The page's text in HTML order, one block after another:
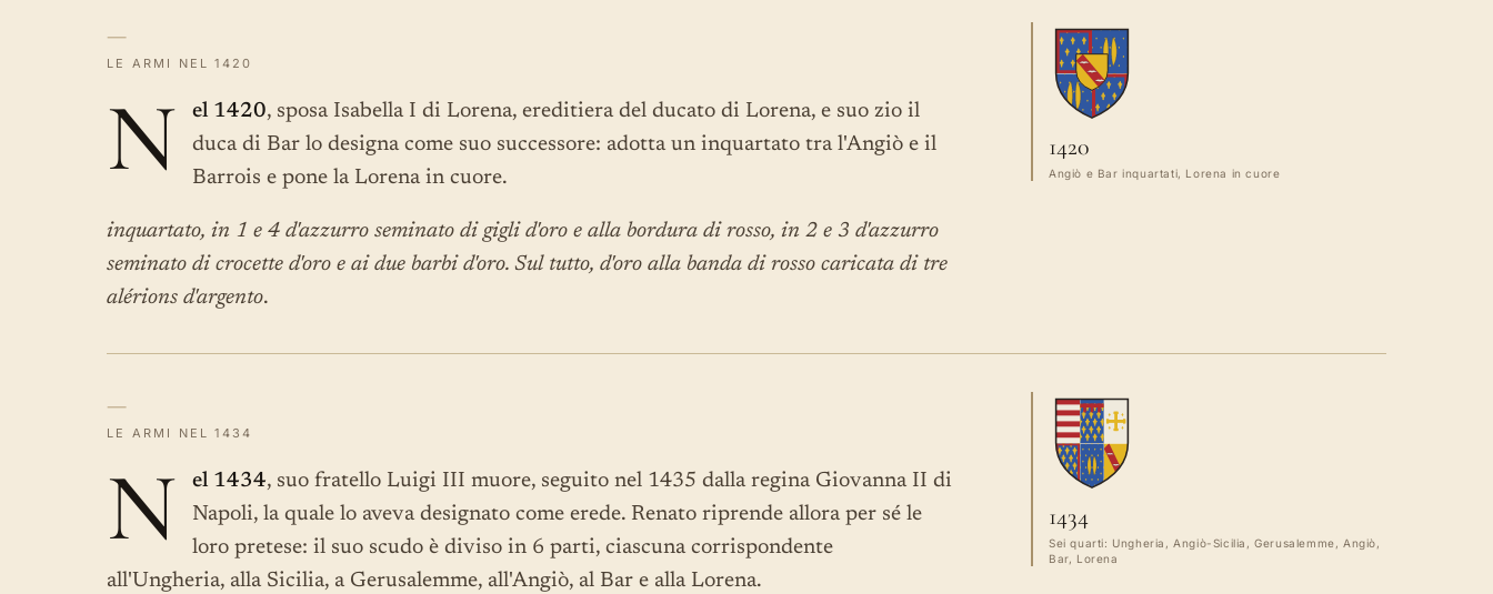
—
LE ARMI NEL 1420
N el 1420, sposa Isabella I di Lorena, ereditiera del ducato di Lorena, e suo zio il
duca di Bar lo designa come suo successore: adotta un inquartato tra l'Angiò e il
Barrois e pone la Lorena in cuore.
inquartato, in 1 e 4 d'azzurro seminato di gigli d'oro e alla bordura di rosso, in 2 e 3 d'azzurro
seminato di crocette d'oro e ai due barbi d'oro. Sul tutto, d'oro alla banda di rosso caricata di tre
alérions d'argento.
1420
Angiò e Bar inquartati, Lorena in cuore
—
LE ARMI NEL 1434
N el 1434, suo fratello Luigi III muore, seguito nel 1435 dalla regina Giovanna II di
Napoli, la quale lo aveva designato come erede. Renato riprende allora per sé le
loro pretese: il suo scudo è diviso in 6 parti, ciascuna corrispondente
all'Ungheria, alla Sicilia, a Gerusalemme, all'Angiò, al Bar e alla Lorena.
1434
Sei quarti: Ungheria, Angiò-Sicilia, Gerusalemme, Angiò,
Bar, Lorena